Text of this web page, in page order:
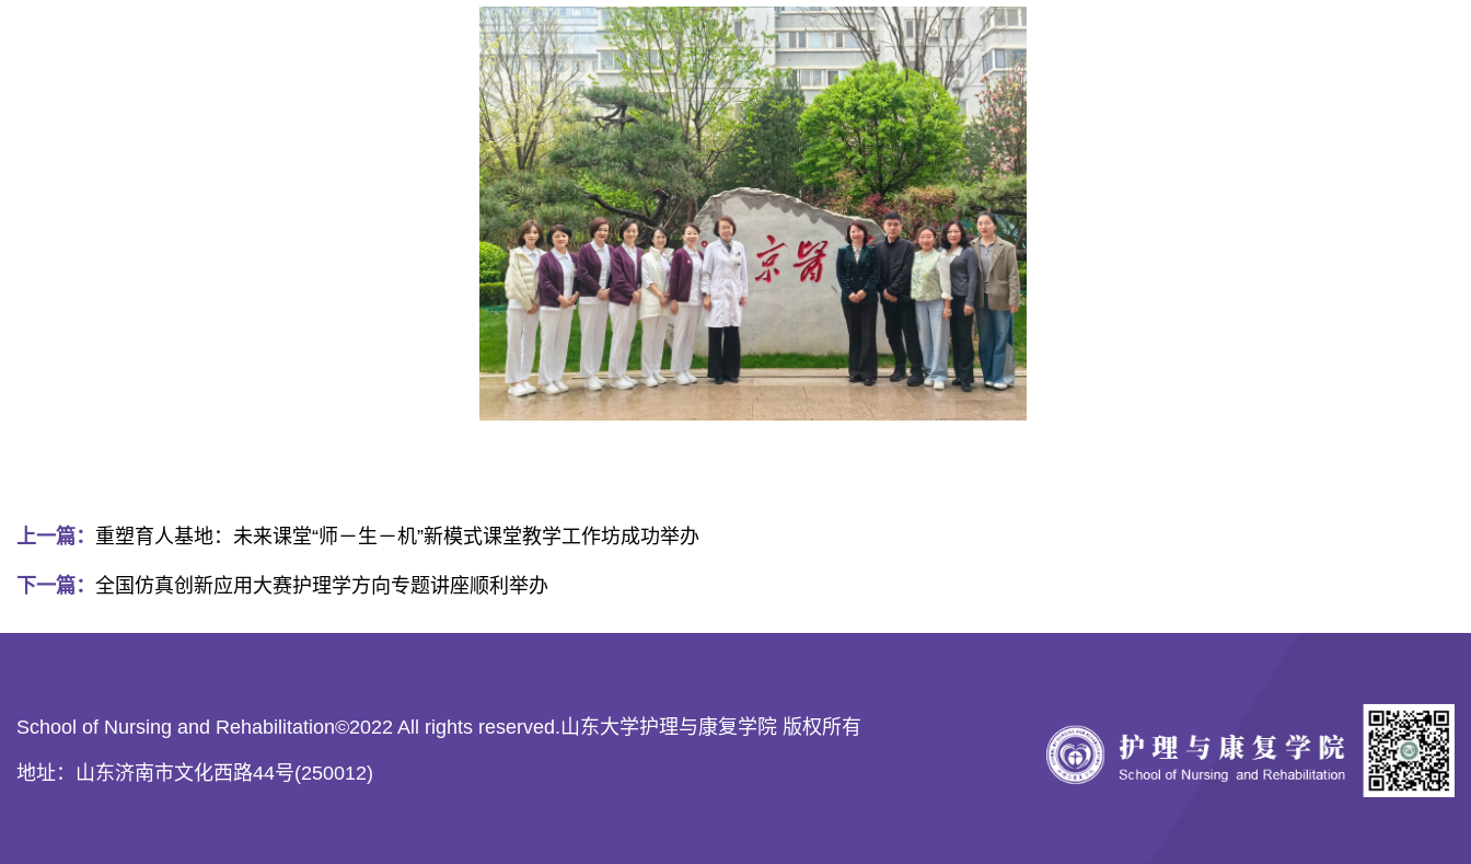
上一篇： 重塑育人基地：未来课堂“师－生－机”新模式课堂教学工作坊成功举办
下一篇： 全国仿真创新应用大赛护理学方向专题讲座顺利举办
School of Nursing and Rehabilitation©2022 All rights reserved.山东大学护理与康复学院 版权所有
地址：山东济南市文化西路44号(250012)